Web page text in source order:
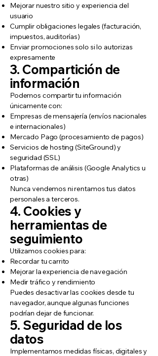
Mejorar nuestro sitio y experiencia del
usuario
Cumplir obligaciones legales (facturación,
impuestos, auditorías)
Enviar promociones solo si lo autorizas
expresamente
3. Compartición de
información
Podemos compartir tu información
únicamente con:
Empresas de mensajería (envíos nacionales
e internacionales)
Mercado Pago (procesamiento de pagos)
Servicios de hosting (SiteGround) y
seguridad (SSL)
Plataformas de análisis (Google Analytics u
otras)
Nunca vendemos ni rentamos tus datos
personales a terceros.
4. Cookies y
herramientas de
seguimiento
Utilizamos cookies para:
Recordar tu carrito
Mejorar la experiencia de navegación
Medir tráfico y rendimiento
Puedes desactivar las cookies desde tu
navegador, aunque algunas funciones
podrían dejar de funcionar.
5. Seguridad de los
datos
Implementamos medidas físicas, digitales y